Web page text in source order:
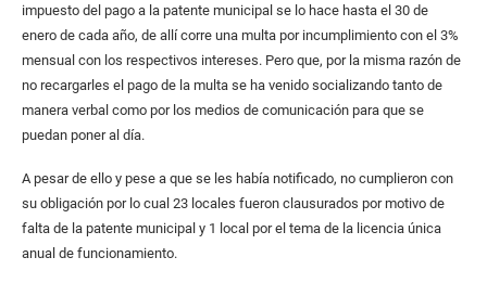
impuesto del pago a la patente municipal se lo hace hasta el 30 de
enero de cada año, de allí corre una multa por incumplimiento con el 3%
mensual con los respectivos intereses. Pero que, por la misma razón de
no recargarles el pago de la multa se ha venido socializando tanto de
manera verbal como por los medios de comunicación para que se
puedan poner al día.
A pesar de ello y pese a que se les había notificado, no cumplieron con
su obligación por lo cual 23 locales fueron clausurados por motivo de
falta de la patente municipal y 1 local por el tema de la licencia única
anual de funcionamiento.